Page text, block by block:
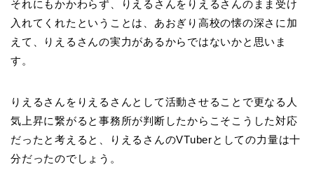
それにもかかわらず、りえるさんをりえるさんのまま受け
入れてくれたということは、あおぎり高校の懐の深さに加
えて、りえるさんの実力があるからではないかと思いま
す。
りえるさんをりえるさんとして活動させることで更なる人
気上昇に繋がると事務所が判断したからこそこうした対応
だったと考えると、りえるさんのVTuberとしての力量は十
分だったのでしょう。